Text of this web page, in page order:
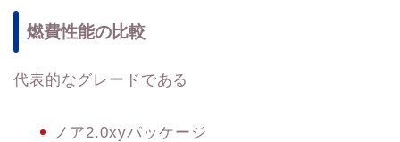
燃費性能の比較
代表的なグレードである
ノア2.0xyパッケージ